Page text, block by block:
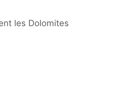
les Dolomites